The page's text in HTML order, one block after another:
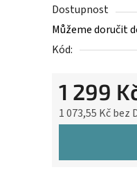
5
hvězdiček.
Dostupnost
Můžeme doručit
Kód:
1 299
1 073,55 Kč bez